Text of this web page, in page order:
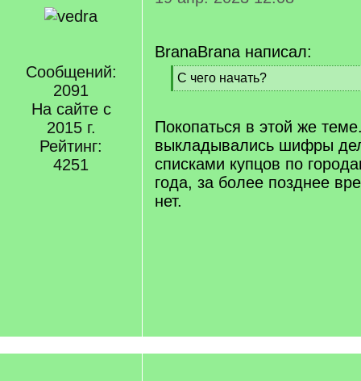
Сообщений:
2091
На сайте с
2015 г.
Рейтинг:
4251
BranaBrana написал:
[
q
С чего начать?
[
q
]
Покопаться в этой же
выкладывались шифры
списками купцов по
года, за более позднее
нет.